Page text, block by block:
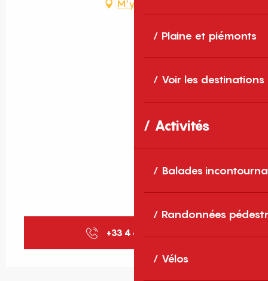
Plaine et piémonts
Voir les destinations
Activités
Balades
Randonnées
Vélos
M'y rendre
+33 4 68 89 84